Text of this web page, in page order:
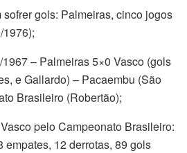
gols: Palmeiras, cinco jogos
– Palmeiras 5×0 Vasco (gols
e Gallardo) – Pacaembu (São
Brasileiro (Robertão);
pelo Campeonato Brasileiro:
empates, 12 derrotas, 89 gols